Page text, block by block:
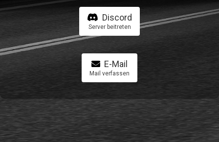
Discord
Server beitreten
E-Mail
Mail verfassen